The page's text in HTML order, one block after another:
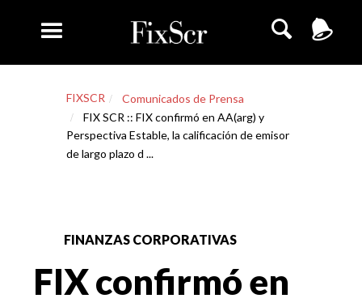
FIXSCR
Comunicados de Prensa
FIX SCR :: FIX confirmó en AA(arg) y
Perspectiva Estable, la calificación de emisor
de largo plazo d ...
FINANZAS CORPORATIVAS
FIX confirmó en